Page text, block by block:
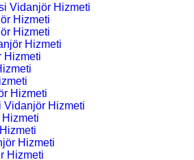
Vidanjör Hizmeti
Hizmeti
Hizmeti
Hizmeti
Hizmeti
Hizmeti
Vidanjör Hizmeti
Hizmeti
Hizmeti